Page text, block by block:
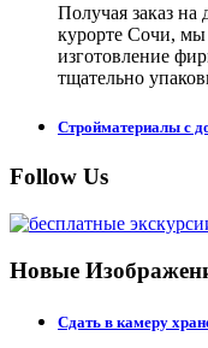
Получая заказ на
курорте Сочи, мы
изготовление
тщательно
Стройматериалы с
Follow Us
Новые
Сдать в камеру